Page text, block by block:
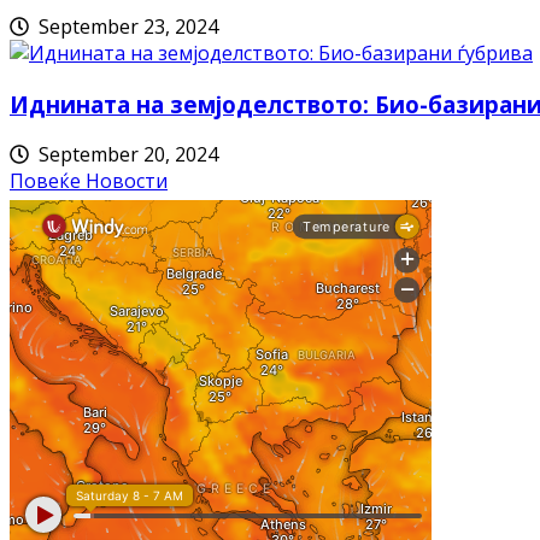
September 23, 2024
Иднината на земјоделството: Био-
September 20, 2024
Повеќе Новости